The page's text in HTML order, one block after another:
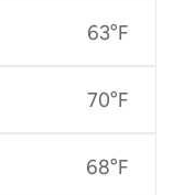
63°F
70°F
68°F